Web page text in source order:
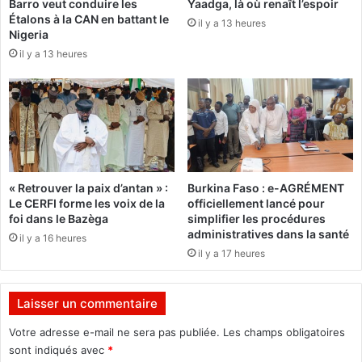
i
t
t
r
o
i
s
m
o
r
s
à
a
Barro veut conduire les
Étalons à la CAN en battant le
Nigeria
il y a 13 heures
Yaadga, là où renaît l’espoir
il y a 13 heures
« Retrouver la paix d’antan » :
Le CERFI forme les voix de la
foi dans le Bazèga
il y a 16 heures
Burkina Faso : e-AGRÉMENT
officiellement lancé pour
simplifier les procédures
administratives dans la santé
il y a 17 heures
Laisser un commentaire
Votre adresse e-mail ne sera pas publiée. Les champs obligatoires
sont indiqués avec *